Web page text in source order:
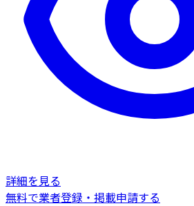
詳細を見る
無料で業者登録・掲載申請する